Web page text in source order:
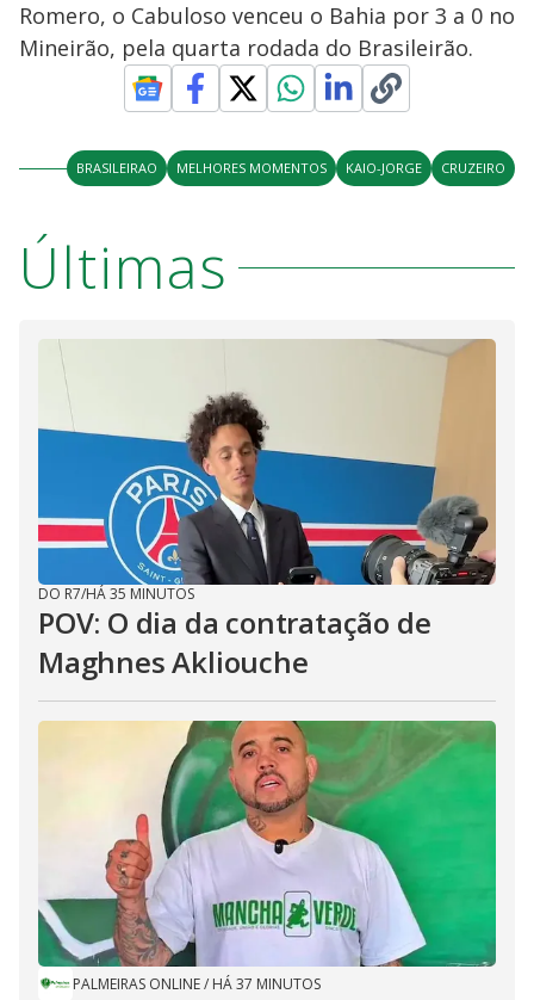
Romero, o Cabuloso venceu o Bahia por 3 a 0 no
Mineirão, pela quarta rodada do Brasileirão.
BRASILEIRAO MELHORES MOMENTOS KAIO-JORGE CRUZEIRO
Últimas
DO R7/HÁ 35 MINUTOS
POV: O dia da contratação de
Maghnes Akliouche
PALMEIRAS ONLINE/ HÁ 37 MINUTOS